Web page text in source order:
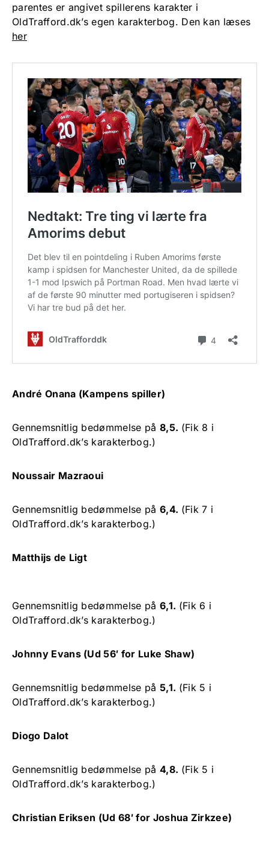
parentes er angivet spillerens karakter i
OldTrafford.dk’s egen karakterbog. Den kan læses
her
André Onana (Kampens spiller)
Gennemsnitlig bedømmelse på 8,5. (Fik 8 i
OldTrafford.dk’s karakterbog.)
Noussair Mazraoui
Gennemsnitlig bedømmelse på 6,4. (Fik 7 i
OldTrafford.dk’s karakterbog.)
Matthijs de Ligt
Gennemsnitlig bedømmelse på 6,1. (Fik 6 i
OldTrafford.dk’s karakterbog.)
Johnny Evans (Ud 56′ for Luke Shaw)
Gennemsnitlig bedømmelse på 5,1. (Fik 5 i
OldTrafford.dk’s karakterbog.)
Diogo Dalot
Gennemsnitlig bedømmelse på 4,8. (Fik 5 i
OldTrafford.dk’s karakterbog.)
Christian Eriksen (Ud 68′ for Joshua Zirkzee)